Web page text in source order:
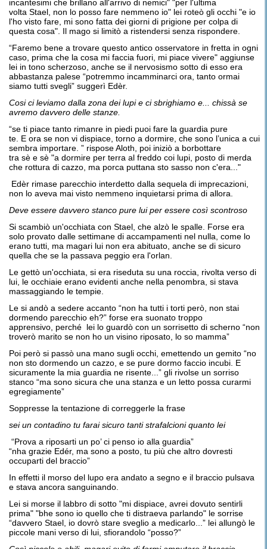
incantesimi che brillano all'arrivo di nemici" "per l'ultima
volta Stael, non lo posso fare nemmeno io" lei roteò gli occhi "e io
l'ho visto fare, mi sono fatta dei giorni di prigione per colpa di
questa cosa". Il mago si limitò a ristendersi senza rispondere.
“Faremo bene a trovare questo antico osservatore in fretta in ogni
caso, prima che la cosa mi faccia fuori, mi piace vivere" aggiunse
lei in tono scherzoso, anche se il nervosismo sotto di esso era
abbastanza palese “potremmo incamminarci ora, tanto ormai
siamo tutti svegli” suggerì Edèr.
Cosi ci leviamo dalla zona dei lupi e ci sbrighiamo e... chissà se
avremo davvero delle stanze
“se ti piace tanto rimanre in piedi puoi fare la guardia pure
te. E ora se non vi dispiace, torno a dormire, che sono l’unica a cui
sembra importare. ” rispose Aloth, poi iniziò a borbottare
tra sè e sè "a dormire per terra al freddo coi lupi, posto di merda
che rottura di cazzo, ma porca puttana sto sasso non c'era..."
Edèr rimase parecchio interdetto dalla sequela di imprecazioni,
non lo aveva mai visto nemmeno inquietarsi prima di allora.
Deve essere davvero stanco pure lui per essere così scontroso
Si scambiò un'occhiata con Stael, che alzò le spalle. Forse era
solo provato dalle settimane di accampamenti nel nulla, come lo
erano tutti, ma magari lui non era abituato, anche se di sicuro
quella che se la passava peggio era l'orlan.
Le gettò un'occhiata, si era riseduta su una roccia, rivolta verso di
lui, le occhiaie erano evidenti anche nella penombra, si stava
massaggiando le tempie.
Le si andò a sedere accanto “non ha tutti i torti però, non stai
dormendo parecchio eh?” forse era suonato troppo
apprensivo, perché lei lo guardò con un sorrisetto di scherno “non
troverò marito se non ho un visino riposato, lo so mamma”
Poi però si passò una mano sugli occhi, emettendo un gemito “no
non sto dormendo un cazzo, e se pure dormo faccio incubi. E
sicuramente la mia guardia ne risente...” gli rivolse un sorriso
stanco “ma sono sicura che una stanza e un letto possa curarmi
egregiamente”
Soppresse la tentazione di correggerle la frase
sei un contadino tu farai sicuro tanti strafalcioni quanto lei
“Prova a riposarti un po’ ci penso io alla guardia”
“nha grazie Edér, ma sono a posto, tu più che altro dovresti
occuparti del braccio”
In effetti il morso del lupo era andato a segno e il braccio pulsava
e stava ancora sanguinando.
Lei si morse il labbro di sotto "mi dispiace, avrei dovuto sentirli
prima" "bhe sono io quello che ti distraeva parlando" le sorrise
“davvero Stael, io dovrò stare sveglio a medicarlo...” lei allungò le
piccole mani verso di lui, sfiorandolo “posso?”